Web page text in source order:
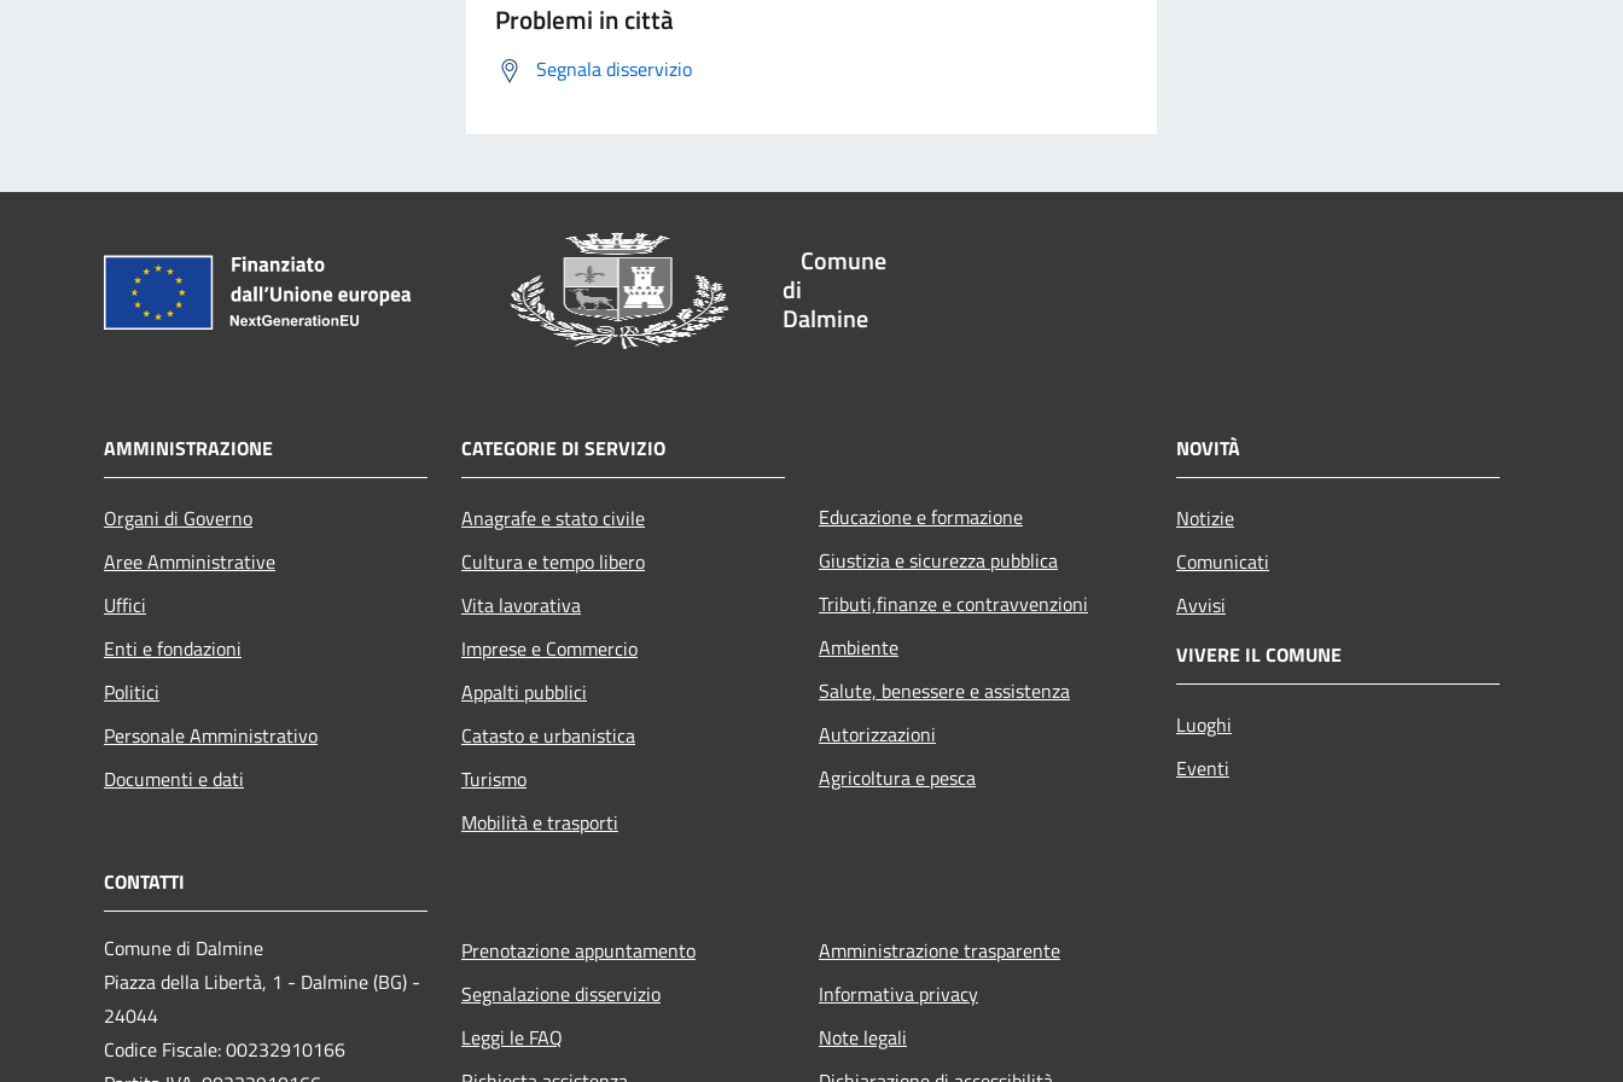
Problemi in città
Segnala disservizio
Comune
di
Dalmine
AMMINISTRAZIONE
Organi di Governo
Aree Amministrative
Uffici
Enti e fondazioni
Politici
Personale Amministrativo
Documenti e dati
CATEGORIE DI SERVIZIO
Anagrafe e stato civile
Cultura e tempo libero
Vita lavorativa
Imprese e Commercio
Appalti pubblici
Catasto e urbanistica
Turismo
Mobilità e trasporti
Educazione e formazione
Giustizia e sicurezza pubblica
Tributi,finanze e contravvenzioni
Ambiente
Salute, benessere e assistenza
Autorizzazioni
Agricoltura e pesca
NOVITÀ
Notizie
Comunicati
Avvisi
VIVERE IL COMUNE
Luoghi
Eventi
CONTATTI
Comune di Dalmine
Piazza della Libertà, 1 - Dalmine (BG) -
24044
Codice Fiscale: 00232910166
Prenotazione appuntamento
Segnalazione disservizio
Leggi le FAQ
Amministrazione trasparente
Informativa privacy
Note legali